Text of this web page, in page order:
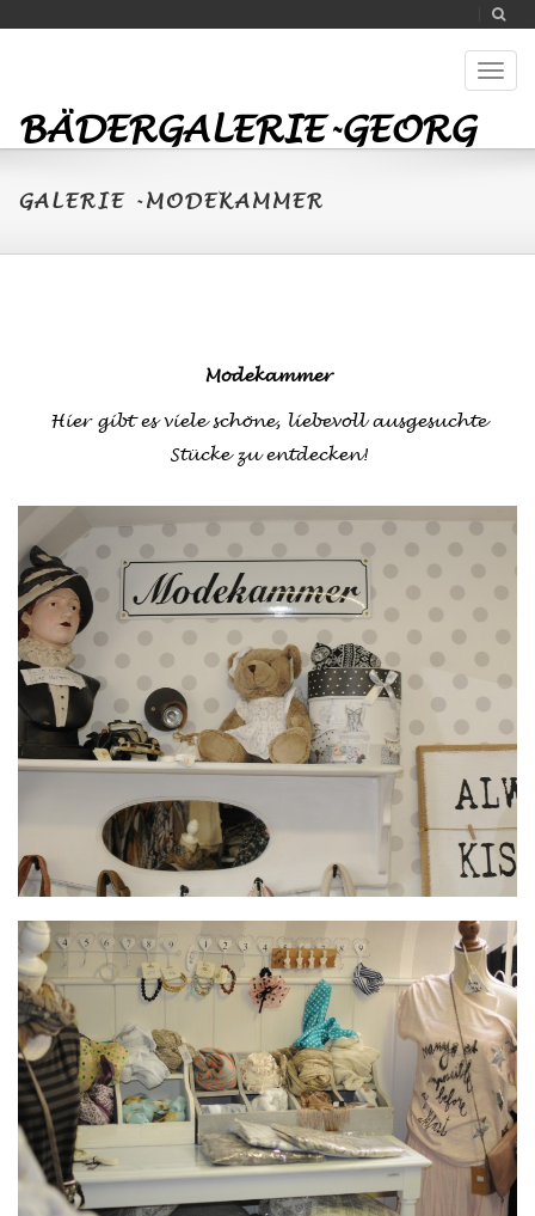
BÄDERGALERIE-GEORG
GALERIE -MODEKAMMER
Modekammer
Hier gibt es viele schöne, liebevoll ausgesuchte
Stücke zu entdecken!
MODEKAMMER MIT ACCESSOIRES
von Bädergalerie-Georg